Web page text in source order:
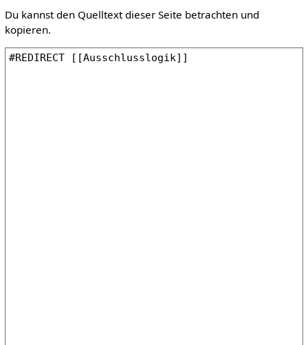
Du kannst den Quelltext dieser Seite betrachten und
kopieren.